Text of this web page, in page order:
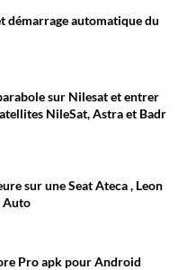
démarrage automatique du
sur Nilesat et entrer
NileSat, Astra et Badr
sur une Seat Ateca , Leon
Auto
Pro apk pour Android